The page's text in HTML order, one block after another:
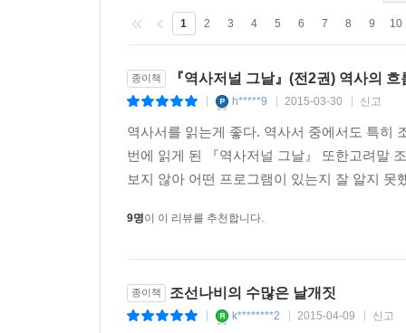
- 한반도 최초의 코끼리, 살인죄로 유배 가다
태종 11년, 일본 국왕이 일찍이 본 적 없던 진귀
밥도 먹지 않고 울면서 속을 썩인다. 그러던 코
- 제비뽑기로 출전 팀을 정한 이종무 장군
1419년 태종의 명으로 왜구를 소탕하기 위해
달려 나오던 왜구들은 조선군을 보고 깜짝 놀
역사를 통해 확인되는 문종의 모습은 이와는 사
갖춘 ‘완벽한 인간’이자, 4군 6진 개척과 신기
1 2 3 4 5 6 7 8 9 10
종이책 『역사저널 그날』(전2권) 역사의
h*****9 2015-03-30 신고
역사서를 읽는게 좋다. 역사서 중에서도 특히
번에 읽게 된 『역사저널 그날』 또한고려말
보지 않아 어떤 프로그램이 있는지 잘 알지
9명이 이 리뷰를 추천합니다.
종이책 조선나비의 수많은 날개짓
k********2 2015-04-09 신고